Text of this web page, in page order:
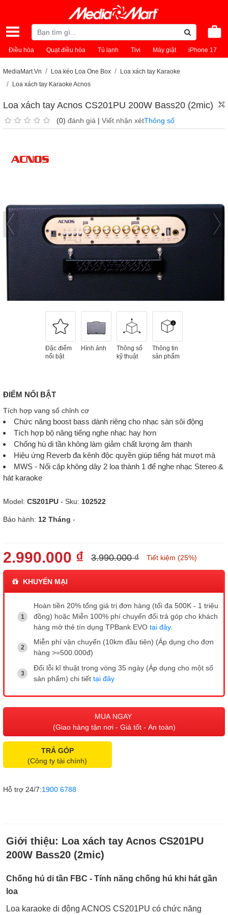
Điều hòa Quạt điều hòa Tủ lạnh Tivi Máy giặt iPhone 17
MediaMart.Vn Loa kéo Loa One Box
Loa xách tay Karaoke
Loa xách tay Karaoke Acnos
Loa xách tay Acnos CS201PU 200W Bass20 (2mic)
(0) đánh giá | Viết nhận xétThông số
Đặc điểm
nổi bật
Hình ảnh
Thông số
kỹ thuật
Thông tin
sản phẩm
ĐIỂM NỔI BẬT
Tích hợp vang số chỉnh cơ
Chức năng boost bass dành riêng cho nhạc sàn sôi động
Tích hợp bộ nâng tiếng nghe nhạc hay hơn
Chống hú di tần không làm giảm chất lượng âm thanh
Hiệu ứng Reverb đa kênh độc quyền giúp tiếng hát mượt mà
MWS - Nối cặp không dây 2 loa thành 1 để nghe nhạc Stereo &
hát karaoke
Model: CS201PU - Sku: 102522
Bảo hành: 12 Tháng -
2.990.000 ₫ 3.990.000 ₫ Tiết kiệm (25%)
KHUYẾN MẠI
Hoàn tiền 20% tổng giá trị đơn hàng (tối đa 500K - 1 triệu
đồng) hoặc Miễn 100% phí chuyển đổi trả góp cho khách
hàng mở thẻ tín dụng TPBank EVO tại đây.
Miễn phí vận chuyển (10km đầu tiên) (Áp dụng cho đơn
hàng >=500.000đ)
Đổi lỗi kĩ thuật trong vòng 35 ngày (Áp dụng cho một số
sản phẩm) chi tiết tại đây
MUA NGAY
(Giao hàng tận nơi - Giá tốt - An toàn)
TRẢ GÓP
(Công ty tài chính)
Hỗ trợ 24/7:1900 6788
Giới thiệu: Loa xách tay Acnos CS201PU
200W Bass20 (2mic)
Chống hú di tần FBC - Tính năng chống hú khi hát gần
loa
Loa karaoke di động ACNOS CS201PU có chức năng